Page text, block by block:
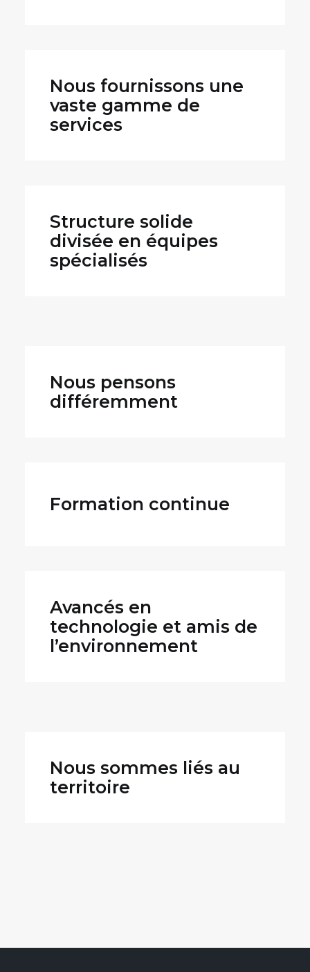
Nous fournissons une
vaste gamme de
services
Structure solide
divisée en équipes
spécialisés
Nous pensons
différemment
Formation continue
Avancés en
technologie et amis de
l’environnement
Nous sommes liés au
territoire